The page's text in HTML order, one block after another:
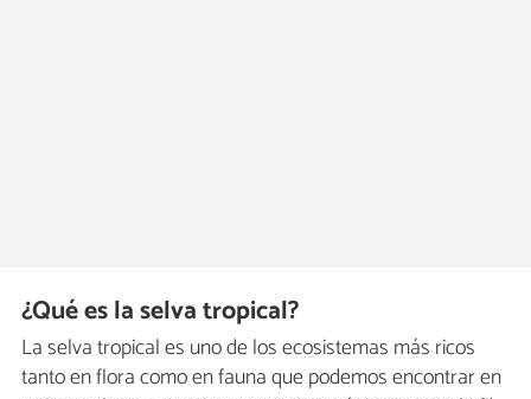
¿Qué es la selva tropical?
La selva tropical es uno de los ecosistemas más ricos
tanto en flora como en fauna que podemos encontrar en